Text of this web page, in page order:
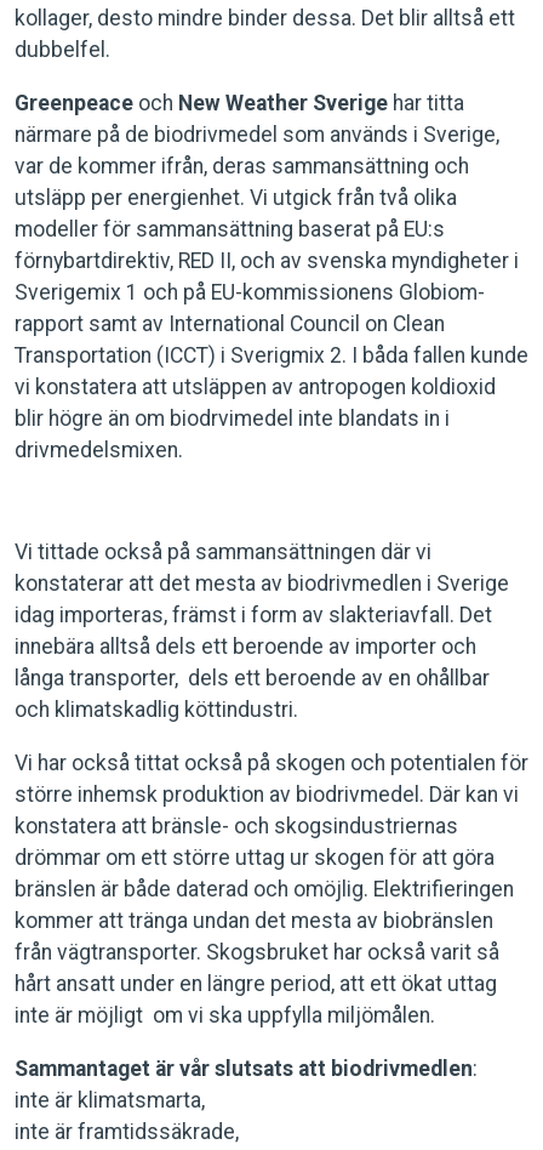
kollager, desto mindre binder dessa. Det blir alltså ett
dubbelfel.
Greenpeace och New Weather Sverige har titta
närmare på de biodrivmedel som används i Sverige,
var de kommer ifrån, deras sammansättning och
utsläpp per energienhet. Vi utgick från två olika
modeller för sammansättning baserat på EU:s
förnybartdirektiv, RED II, och av svenska myndigheter i
Sverigemix 1 och på EU-kommissionens Globiom-
rapport samt av International Council on Clean
Transportation (ICCT) i Sverigmix 2. I båda fallen kunde
vi konstatera att utsläppen av antropogen koldioxid
blir högre än om biodrvimedel inte blandats in i
drivmedelsmixen.
Vi tittade också på sammansättningen där vi
konstaterar att det mesta av biodrivmedlen i Sverige
idag importeras, främst i form av slakteriavfall. Det
innebära alltså dels ett beroende av importer och
långa transporter, dels ett beroende av en ohållbar
och klimatskadlig köttindustri.
Vi har också tittat också på skogen och potentialen för
större inhemsk produktion av biodrivmedel. Där kan vi
konstatera att bränsle- och skogsindustriernas
drömmar om ett större uttag ur skogen för att göra
bränslen är både daterad och omöjlig. Elektrifieringen
kommer att tränga undan det mesta av biobränslen
från vägtransporter. Skogsbruket har också varit så
hårt ansatt under en längre period, att ett ökat uttag
inte är möjligt om vi ska uppfylla miljömålen.
Sammantaget är vår slutsats att biodrivmedlen:
inte är klimatsmarta,
inte är framtidssäkrade,